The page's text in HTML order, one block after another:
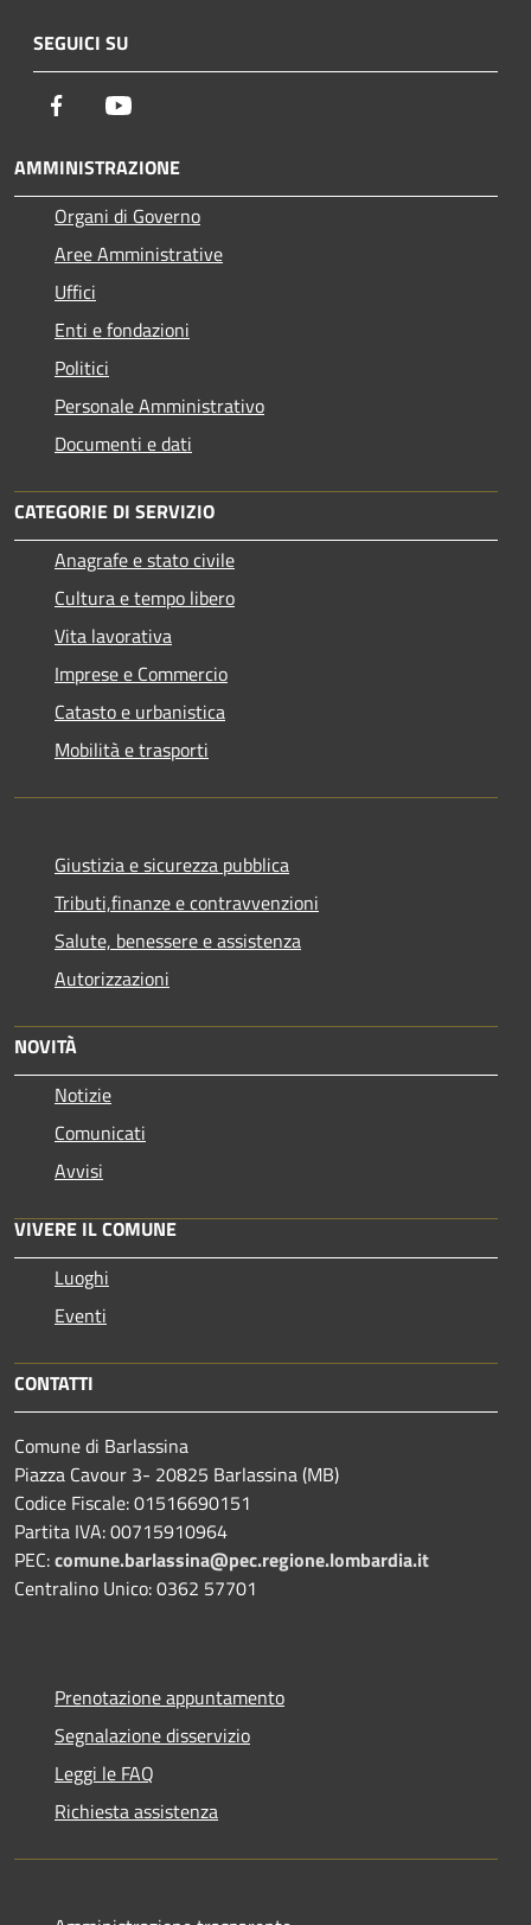
SEGUICI SU
Facebook
AMMINISTRAZIONE
Organi di Governo
Aree Amministrative
Uffici
Enti e fondazioni
Politici
Personale Amministrativo
Documenti e dati
CATEGORIE DI SERVIZIO
Anagrafe e stato civile
Cultura e tempo libero
Vita lavorativa
Imprese e Commercio
Catasto e urbanistica
Mobilità e trasporti
Giustizia e sicurezza pubblica
Tributi,finanze e contravvenzioni
Salute, benessere e assistenza
Autorizzazioni
NOVITÀ
Notizie
Comunicati
Avvisi
VIVERE IL COMUNE
Luoghi
Eventi
CONTATTI
Comune di Barlassina
Piazza Cavour 3- 20825 Barlassina (MB)
Codice Fiscale: 01516690151
Partita IVA: 00715910964
PEC:comune.barlassina@pec.regione.lombardia.it
Centralino Unico: 0362 57701
Prenotazione appuntamento
Segnalazione disservizio
Leggi le FAQ
Richiesta assistenza